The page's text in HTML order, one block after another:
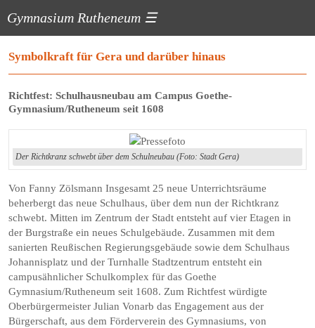
Gymnasium Rutheneum ☰
Symbolkraft für Gera und darüber hinaus
Richtfest: Schulhausneubau am Campus Goethe-
Gymnasium/Rutheneum seit 1608
Der Richtkranz schwebt über dem Schulneubau (Foto: Stadt Gera)
Von Fanny Zölsmann Insgesamt 25 neue Unterrichtsräume
beherbergt das neue Schulhaus, über dem nun der Richtkranz
schwebt. Mitten im Zentrum der Stadt entsteht auf vier Etagen in
der Burgstraße ein neues Schulgebäude. Zusammen mit dem
sanierten Reußischen Regierungsgebäude sowie dem Schulhaus
Johannisplatz und der Turnhalle Stadtzentrum entsteht ein
campusähnlicher Schulkomplex für das Goethe
Gymnasium/Rutheneum seit 1608. Zum Richtfest würdigte
Oberbürgermeister Julian Vonarb das Engagement aus der
Bürgerschaft, aus dem Förderverein des Gymnasiums, von